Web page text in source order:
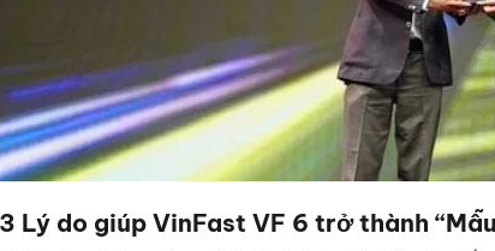
3 Lý do giúp VinFast VF 6 trở thành